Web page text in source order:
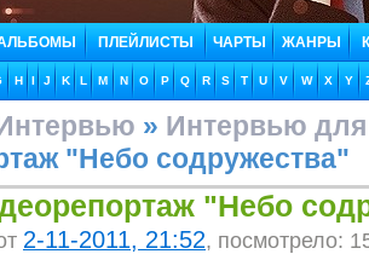
ПЛЕЙЛИСТЫ ЧАРТЫ ЖАНРЫ
H I J K L M N O P Q R S T U V W X Y
» Интервью
"Небо содружества"
"Небо
2-11-2011, 21:52, посмотрело: